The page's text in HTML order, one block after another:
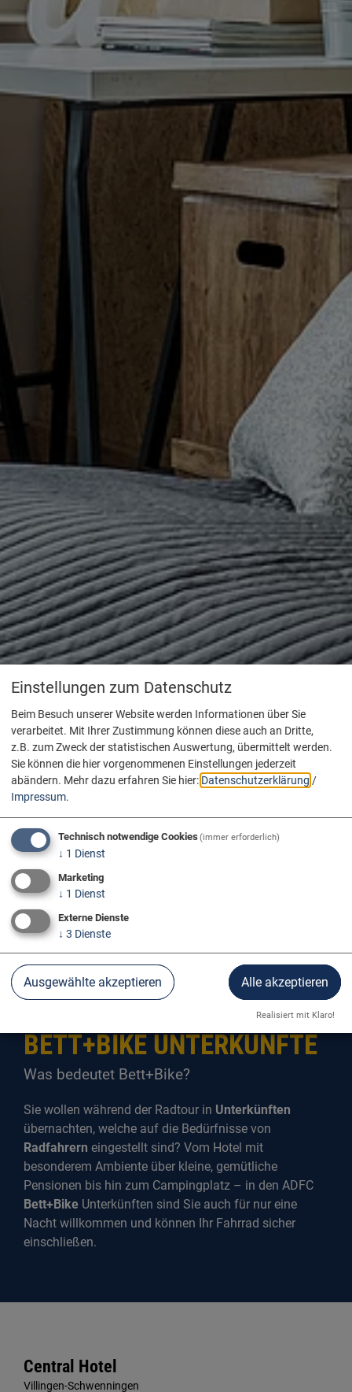
Bett+Bike
Info & Service
BETT+BIKE UNTERKÜNFTE
Was bedeutet Bett+Bike?
Sie wollen während der Radtour in Unterkünften
übernachten, welche auf die Bedürfnisse von
Radfahrern eingestellt sind? Vom Hotel mit
besonderem Ambiente über kleine, gemütliche
Pensionen bis hin zum Campingplatz – in den ADFC
Bett+Bike Unterkünften sind Sie auch für nur eine
Nacht willkommen und können Ihr Fahrrad sicher
einschließen.
Central Hotel
Villingen-Schwenningen
Einstellungen zum Datenschutz
Beim Besuch unserer Website werden Informationen über Sie
verarbeitet. Mit Ihrer Zustimmung können diese auch an Dritte,
z.B. zum Zweck der statistischen Auswertung, übermittelt werden.
Sie können die hier vorgenommenen Einstellungen jederzeit
abändern. Mehr dazu erfahren Sie hier: Datenschutzerklärung /
Impressum.
Technisch notwendige Cookies(immer erforderlich)
↓ 1 Dienst
Marketing
↓ 1 Dienst
Externe Dienste
↓ 3 Dienste
Ausgewählte akzeptieren Alle akzeptieren
Realisiert mit Klaro!